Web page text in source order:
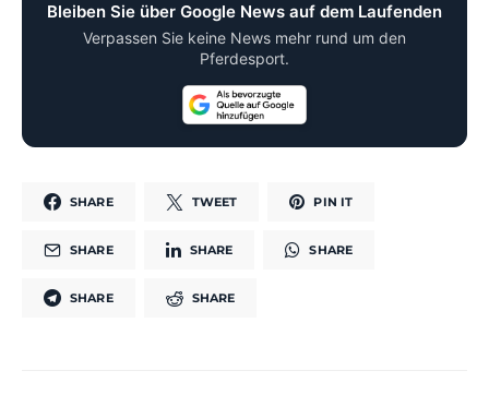
Bleiben Sie über Google News auf dem Laufenden
Verpassen Sie keine News mehr rund um den
Pferdesport.
SHARE TWEET PIN IT
SHARE SHARE SHARE
SHARE SHARE